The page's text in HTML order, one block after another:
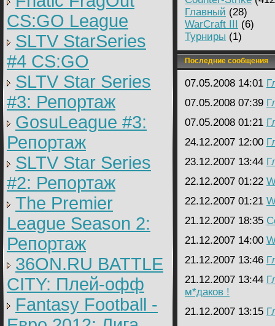
CS:GO League
SLTV StarSeries
#4 CS:GO
SLTV Star Series
#3: Репортаж
GosuLeague #3:
Репортаж
SLTV Star Series
#2: Репортаж
The Premier
League Season 2:
Репортаж
36ON.RU BATTLE
CITY: Плей-офф
Fantasy Football -
Главный (28)
WarCraft III (6)
Турниры (1)
Последние сообщения
07.05.2008 14:01
07.05.2008 07:39
07.05.2008 01:21
24.12.2007 12:00
23.12.2007 13:44
22.12.2007 01:22
22.12.2007 01:21
21.12.2007 18:35
21.12.2007 14:00
21.12.2007 13:46
21.12.2007 13:44
м*даков !
21.12.2007 13:15